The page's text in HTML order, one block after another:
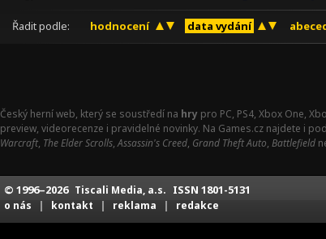
Řadit podle: hodnocení data vydání
Český herní web, který se soustředí na hry pro PC, PS4, Xbox One,
preview, videorecenze i pravidelné novinky. Na Games.cz najdete i
Warcraft, The Elder Scrolls,Assassin's Creed, Grand Theft Auto, Battlefield
© 1996–2026 Tiscali Media, a.s. ISSN 1801-5131
o nás | kontakt | reklama | redakce